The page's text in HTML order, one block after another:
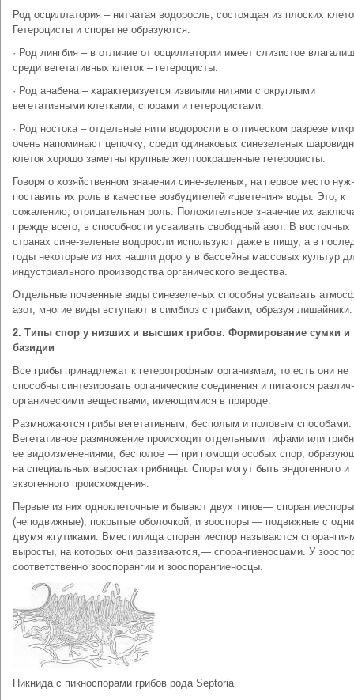
Род осциллатория – нитчатая водоросль, состоящая из плоских
Гетероцисты и споры не образуются.
· Род лингбия – в отличие от осциллатории имеет слизистое
среди вегетативных клеток – гетероцисты.
· Род анабена – характеризуется извиыми нитями с округлыми
вегетативными клетками, спорами и гетероцистами.
· Род ностока – отдельные нити водоросли в оптическом разрезе
очень напоминают цепочку; среди одинаковых синезеленых
клеток хорошо заметны крупные желтоокрашенные гетероцисты.
Говоря о хозяйственном значении сине-зеленых, на первое место
поставить их роль в качестве возбудителей «цветения» воды. Это, к
сожалению, отрицательная роль. Положительное значение их
прежде всего, в способности усваивать свободный азот. В восточных
странах сине-зеленые водоросли используют даже в пищу, а в
годы некоторые из них нашли дорогу в бассейны массовых культур
индустриального производства органического вещества.
Отдельные почвенные виды синезеленых способны усваивать
азот, многие виды вступают в симбиоз с грибами, образуя лишайники.
2. Типы спор у низших и высших грибов. Формирование сумки и
базидии
Все грибы принадлежат к гетеротрофным организмам, то есть они не
способны синтезировать органические соединения и питаются
органическими веществами, имеющимися в природе.
Размножаются грибы вегетативным, бесполым и половым способами.
Вегетативное размножение происходит отдельными гифами или
ее видоизменениями, бесполое — при помощи особых спор,
на специальных выростах грибницы. Споры могут быть эндогенного и
экзогенного происхождения.
Первые из них одноклеточные и бывают двух типов— спорангиеспоры
(неподвижные), покрытые оболочкой, и зооспоры — подвижные с
двумя жгутиками. Вместилища спорангиеспор называются
выросты, на которых они развиваются,— спорангиеносцами. У
соответственно зооспорангии и зооспорангиеносцы.
Пикнида с пикноспорами грибов рода Septoria